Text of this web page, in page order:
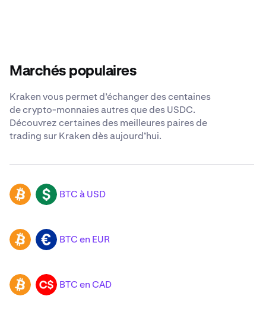
Marchés populaires
Kraken vous permet d’échanger des centaines
de crypto-monnaies autres que des USDC.
Découvrez certaines des meilleures paires de
trading sur Kraken dès aujourd’hui.
BTC USD BTC à USD
BTC EUR BTC en EUR
BTC CAD BTC en CAD